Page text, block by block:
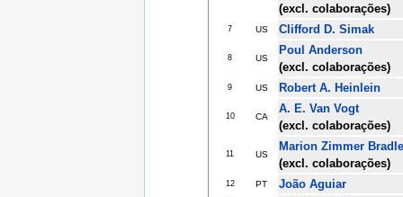
(excl. colaborações)
7 US Clifford D. Simak
8 US
Poul Anderson
(excl. colaborações)
9 US Robert A. Heinlein
10 CA
A. E. Van Vogt
(excl. colaborações)
11 US
Marion Zimmer
(excl. colaborações)
12 PT João Aguiar